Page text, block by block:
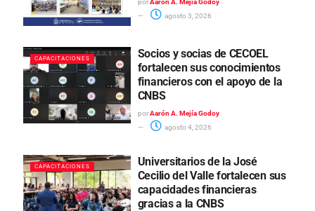
agosto 3, 2026
CAPACITACIONES
Socios y socias de CECOEL
fortalecen sus conocimientos
financieros con el apoyo de la
CNBS
por Aarón A. Mejía Godoy
agosto 4, 2026
CAPACITACIONES
Universitarios de la José
Cecilio del Valle fortalecen sus
capacidades financieras
gracias a la CNBS